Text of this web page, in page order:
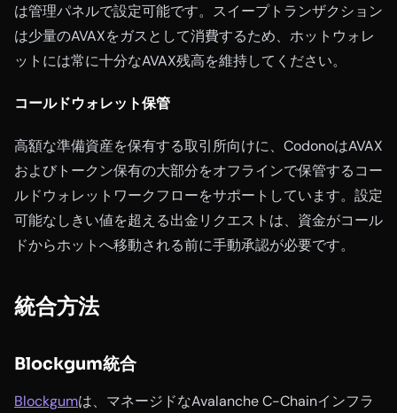
は管理パネルで設定可能です。スイープトランザクション
は少量のAVAXをガスとして消費するため、ホットウォレ
ットには常に十分なAVAX残高を維持してください。
コールドウォレット保管
高額な準備資産を保有する取引所向けに、CodonoはAVAX
およびトークン保有の大部分をオフラインで保管するコー
ルドウォレットワークフローをサポートしています。設定
可能なしきい値を超える出金リクエストは、資金がコール
ドからホットへ移動される前に手動承認が必要です。
統合方法
Blockgum統合
Blockgumは、マネージドなAvalanche C-Chainインフラ